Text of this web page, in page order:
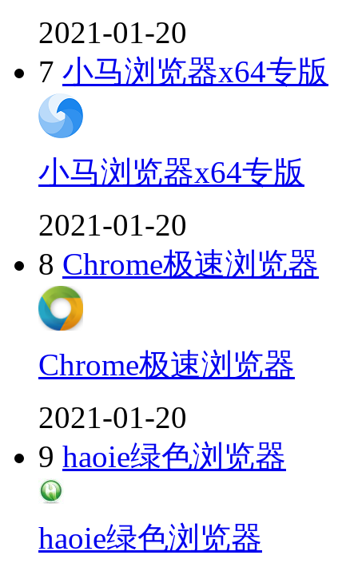
2021-01-20
7 小马浏览器x64专版
小马浏览器x64专版
2021-01-20
8 Chrome极速浏览器
Chrome极速浏览器
2021-01-20
9 haoie绿色浏览器
haoie绿色浏览器